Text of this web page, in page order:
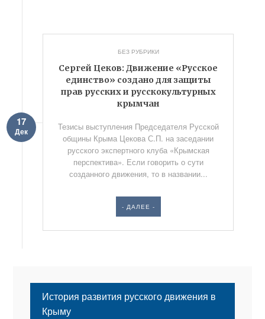
БЕЗ РУБРИКИ
Сергей Цеков: Движение «Русское
единство» создано для защиты
прав русских и русскокультурных
крымчан
17
Дек
Тезисы выступления Председателя Русской
общины Крыма Цекова С.П. на заседании
русского экспертного клуба «Крымская
перспектива». Если говорить о сути
созданного движения, то в названии...
- ДАЛЕЕ -
История развития русского движения в
Крыму